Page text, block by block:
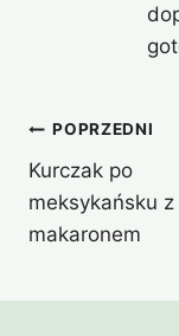
Nawigacja
wpisu
POPRZEDNI
Kurczak po
meksykańsku z
makaronem